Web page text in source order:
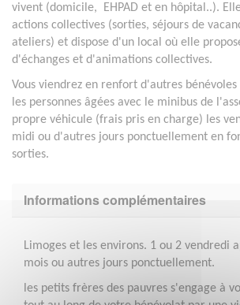
vivent (domicile, EHPAD et en hôpital..).
actions collectives (sorties, séjours de
ateliers) et dispose d'un local où elle
d'échanges et d'animations collectives.
Vous viendrez en renfort d'autres
les personnes âgées avec le minibus de
propre véhicule (frais pris en charge) les
midi ou d'autres jours ponctuellement en
sorties.
Informations complémentaires
Limoges et les environs. 1 ou 2 vendredi
mois ou autres jours ponctuellement.
les petits frères des pauvres s'engage à